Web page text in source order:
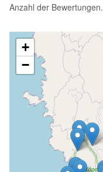
Anzahl der Bewertungen.
+
−